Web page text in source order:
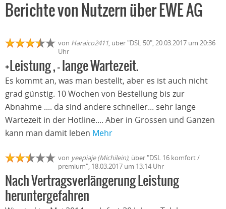
Berichte von Nutzern über EWE AG
von Haraico2411, über "DSL 50", 20.03.2017 um 20:36
Uhr
+Leistung , - lange Wartezeit.
Es kommt an, was man bestellt, aber es ist auch nicht
grad günstig. 10 Wochen von Bestellung bis zur
Abnahme .... da sind andere schneller... sehr lange
Wartezeit in der Hotline.... Aber in Grossen und Ganzen
kann man damit leben Mehr
von yeepiaje (Michilein), über "DSL 16 komfort /
premium", 18.03.2017 um 13:14 Uhr
Nach Vertragsverlängerung Leistung
heruntergefahren